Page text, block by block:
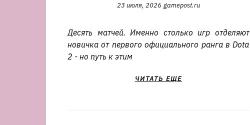
23 июля, 2026 gamepost.ru
Десять матчей. Именно столько игр отделяют
новичка от первого официального ранга в Dota
2 - но путь к этим
ЧИТАТЬ ЕЩЕ